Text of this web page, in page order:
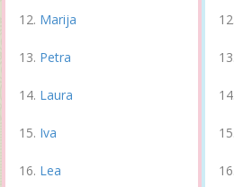
Marija
Petra
Laura
Iva
Lea